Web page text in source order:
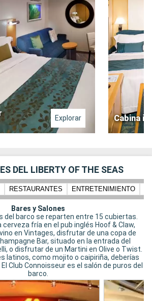
Explorar Cabina
DEL LIBERTY OF THE SEAS
RESTAURANTES ENTRETENIMIENTO
Bares y Salones
del barco se reparten entre 15 cubiertas.
fría en el pub inglés Hoof & Claw,
en Vintages, disfrutar de una copa de
Bar, situado en la entrada del
o disfrutar de un Martini en Olive o Twist.
latinos, como mojito o caipiriña, deberías
Club Connoisseur es el salón de puros del
barco.